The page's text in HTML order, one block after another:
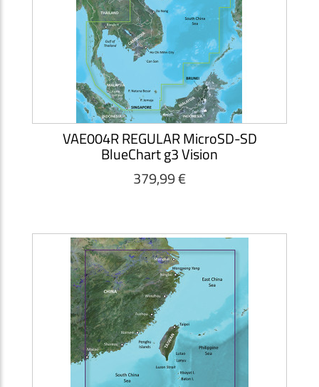
VAE004R REGULAR MicroSD-SD
BlueChart g3 Vision
379,99 €